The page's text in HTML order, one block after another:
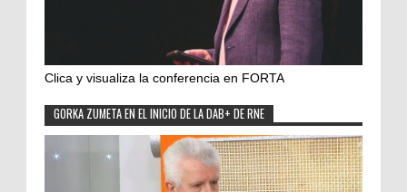
Clica y visualiza la conferencia en FORTA
GORKA ZUMETA EN EL INICIO DE LA DAB+ DE RNE